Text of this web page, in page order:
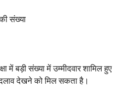
की संख्या
में बड़ी संख्या में उम्मीदवार शामिल हुए
देखने को मिल सकता है।